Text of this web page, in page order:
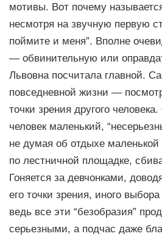
мотивы. Вот почему
несмотря на звучную первую
поймите и меня”. Вполне
— обвинительную или
Львовна посчитала главной.
повседневной жизни —
точки зрения другого
человек маленький,
не думая об отдыхе маленькой
по лестничной площадке,
Гоняется за девчонками,
его точки зрения, иного выбора
ведь все эти “безобразия”
серьезными, а подчас даже